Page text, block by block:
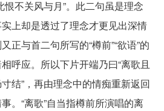
恨不关风与月”。此二句虽是理念
上却是透过了理念才更见出深情
正与首二句所写的“樽前”“欲语”的
呼应。所以下片开端乃曰“离歌且
结”，再由理念中的情痴重新返回
。“离歌”自当指樽前所演唱的离